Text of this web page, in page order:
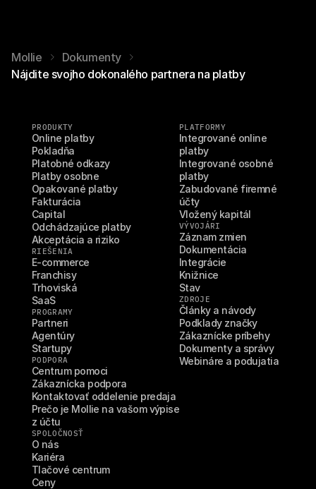
Mollie
Dokumenty
Nájdite svojho dokonalého partnera na platby
PRODUKTY
Online platby
Pokladňa
Platobné odkazy
Platby osobne
Opakované platby
Fakturácia
Capital
Odchádzajúce platby
Akceptácia a riziko
RIEŠENIA
E-commerce
Franchisy
Trhoviská
SaaS
PROGRAMY
Partneri
Agentúry
Startupy
PODPORA
Centrum pomoci
Zákaznícka podpora
Kontaktovať oddelenie predaja
Prečo je Mollie na vašom výpise
z účtu
SPOLOČNOSŤ
O nás
Kariéra
Tlačové centrum
Ceny
PLATFORMY
Integrované online
platby
Integrované osobné
platby
Zabudované firemné
účty
Vložený kapitál
VÝVOJÁRI
Záznam zmien
Dokumentácia
Integrácie
Knižnice
Stav
ZDROJE
Články a návody
Podklady značky
Zákaznícke príbehy
Dokumenty a správy
Webináre a podujatia